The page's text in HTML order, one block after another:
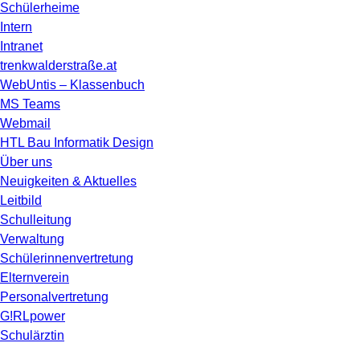
Schülerheime
Intern
Intranet
trenkwalderstraße.at
WebUntis – Klassenbuch
MS Teams
Webmail
HTL Bau Informatik Design
Über uns
Neuigkeiten & Aktuelles
Leitbild
Schulleitung
Verwaltung
Schülerinnenvertretung
Elternverein
Personalvertretung
G!RLpower
Schulärztin